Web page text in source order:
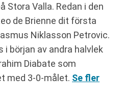
Stora Valla. Redan i den
de Brienne dit första
Niklasson Petrovic.
i början av andra halvlek
Diabate som
med 3-0-målet. Se fler